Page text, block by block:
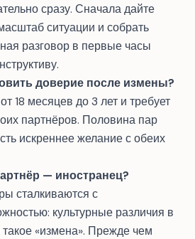
сразу. Сначала дайте
ситуации и собрать
разговор в первые часы
доверие после измены?
18 месяцев до 3 лет и требует
партнёров. Половина пар
искреннее желание с обеих
— иностранец?
сталкиваются с
культурные различия в
такое «измена». Прежде чем